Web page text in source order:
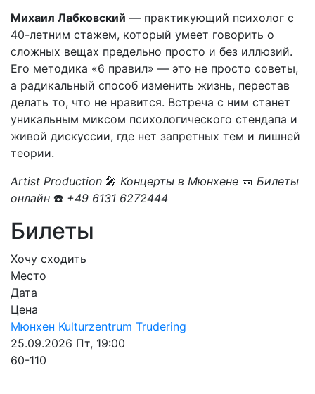
Михаил Лабковский — практикующий психолог с
40-летним стажем, который умеет говорить о
сложных вещах предельно просто и без иллюзий.
Его методика «6 правил» — это не просто советы,
а радикальный способ изменить жизнь, перестав
делать то, что не нравится. Встреча с ним станет
уникальным миксом психологического стендапа и
живой дискуссии, где нет запретных тем и лишней
теории.
Artist Production 🎤 Концерты в Мюнхене 🎫 Билеты
онлайн ☎️ +49 6131 6272444
Билеты
Хочу сходить
Место
Дата
Цена
Мюнхен Kulturzentrum Trudering
25.09.2026 Пт, 19:00
60-110